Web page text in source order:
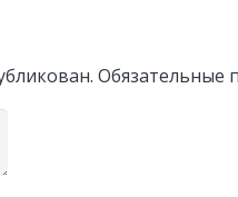
Обязательные